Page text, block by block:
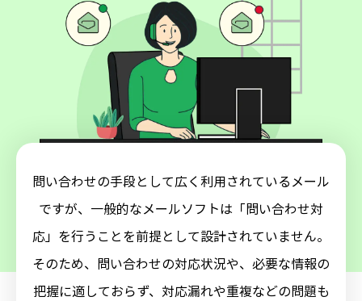
問い合わせの手段として広く利用されているメール
ですが、一般的なメールソフトは 「問い合わせ対
応」を行うことを前提として設計されていません。
そのため、問い合わせの対応状況や、必要な情報の
把握に適しておらず、対応漏れや重複などの問題も